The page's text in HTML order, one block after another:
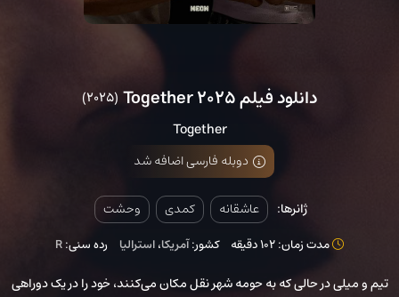
دانلود فیلم Together 2025 (2025)
Together
دوبله فارسی اضافه شد
ژانرها: عاشقانه کمدی وحشت
مدت زمان: 102 دقیقه کشور:آمریکا،استرالیا رده سنی:R
تیم و میلی در حالی که به حومه‌ شهر نقل مکان می‌کنند، خود را در یک دوراهی